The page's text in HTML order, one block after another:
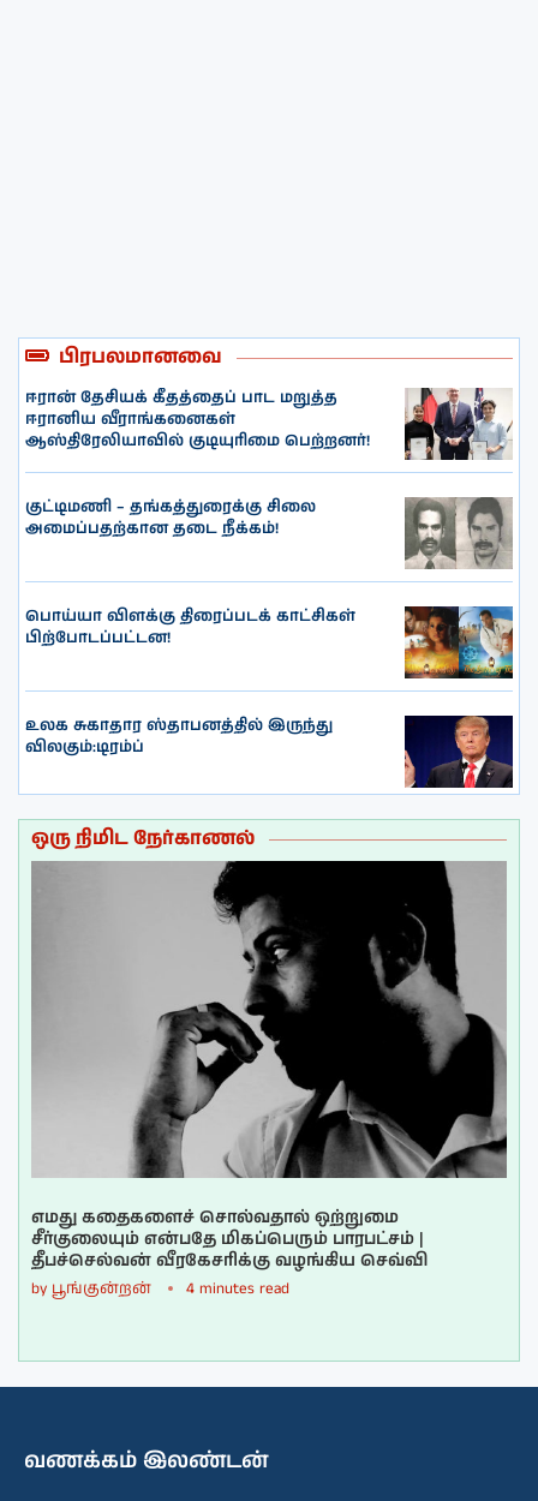
பிரபலமானவை
ஈரான் தேசியக் கீதத்தைப் பாட மறுத்த
ஈரானிய வீராங்கனைகள்
ஆஸ்திரேலியாவில் குடியுரிமை பெற்றனர்!
குட்டிமணி – தங்கத்துரைக்கு சிலை
அமைப்பதற்கான தடை நீக்கம்!
பொய்யா விளக்கு திரைப்படக் காட்சிகள்
பிற்போடப்பட்டன!
உலக சுகாதார ஸ்தாபனத்தில் இருந்து
விலகும்:டிரம்ப்
ஒரு நிமிட நேர்காணல்
எமது கதைகளைச் சொல்வதால் ஒற்றுமை
சீர்குலையும் என்பதே மிகப்பெரும் பாரபட்சம் |
தீபச்செல்வன் வீரகேசரிக்கு வழங்கிய செவ்வி
by பூங்குன்றன் 4 minutes read
வணக்கம் இலண்டன்